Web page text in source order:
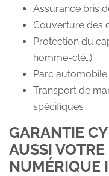
Assurance bris
Couverture des
Protection du
homme-clé…)
Parc automobile
Transport de
spécifiques
GARANTIE
AUSSI
NUMÉRIQUE